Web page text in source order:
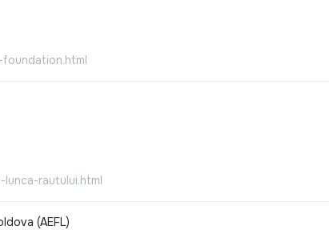
rautului.html
(AEFL)